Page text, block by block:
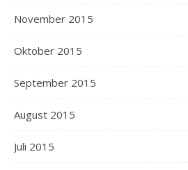
November 2015
Oktober 2015
September 2015
August 2015
Juli 2015